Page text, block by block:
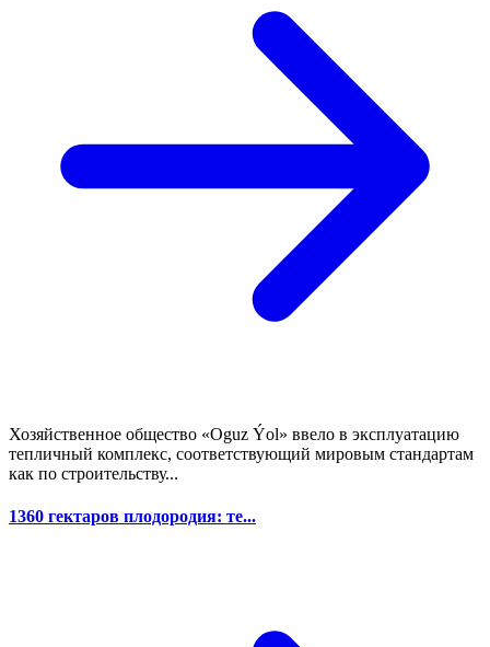
Хозяйственное общество «Oguz Ýol» ввело в эксплуатацию
тепличный комплекс, соответствующий мировым стандартам
как по строительству...
1360 гектаров плодородия: те...